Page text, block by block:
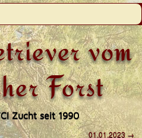
vom
Forst
Zucht seit 1990
01.01.2023→